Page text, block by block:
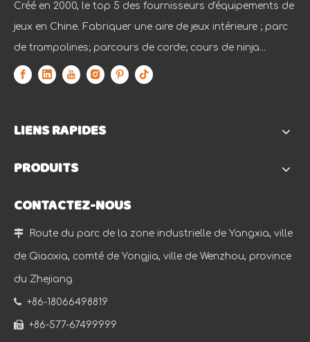
Créé en 2000, le top 5 des fournisseurs d'équipements de
jeux en Chine. Fabriquer une aire de jeux intérieure ; parc
de trampolines; parcours de corde; cours de ninja...
LIENS RAPIDES
PRODUITS
CONTACTEZ-NOUS
 Route du parc de la zone industrielle de Yangxia, ville
de Qiaoxia, comté de Yongjia, ville de Wenzhou, province
du Zhejiang
 +86-18066498819
 +86-577-67499999